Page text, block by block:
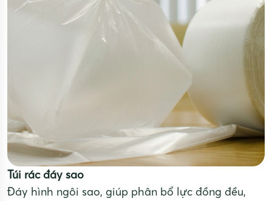
Túi rác đáy sao
Đáy hình ngôi sao, giúp phân bổ lực đồng đều,